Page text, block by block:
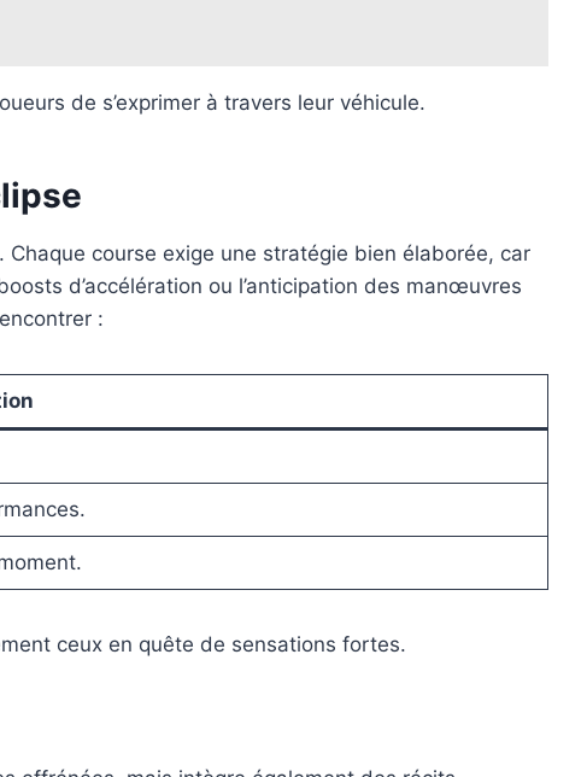
de s’exprimer à travers leur véhicule.
course exige une stratégie bien élaborée, car
d’accélération ou l’anticipation des manœuvres
:
ceux en quête de sensations fortes.